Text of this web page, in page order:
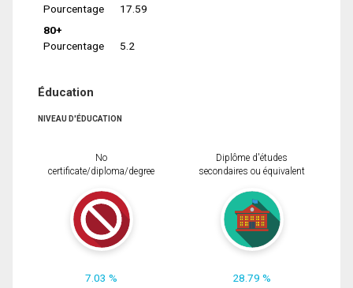
Pourcentage
17.59
80+
Pourcentage
5.2
Éducation
NIVEAU D'ÉDUCATION
No
certificate/diploma/degree
7.03 %
Diplôme d'études
secondaires ou équivalent
28.79 %